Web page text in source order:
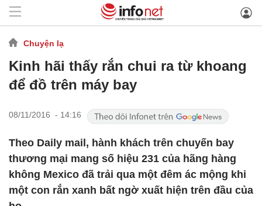
Chuyện lạ
Kinh hãi thấy rắn chui ra từ khoang
để đồ trên máy bay
08/11/2016 - 14:16
Theo Daily mail, hành khách trên chuyến bay
thương mại mang số hiệu 231 của hãng hàng
không Mexico đã trải qua một đêm ác mộng khi
một con rắn xanh bất ngờ xuất hiện trên đầu của